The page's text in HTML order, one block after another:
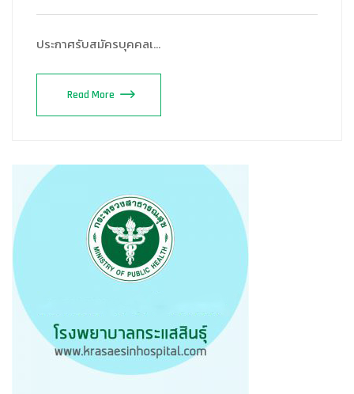
ประกาศรับสมัครบุคคลเ…
Read More